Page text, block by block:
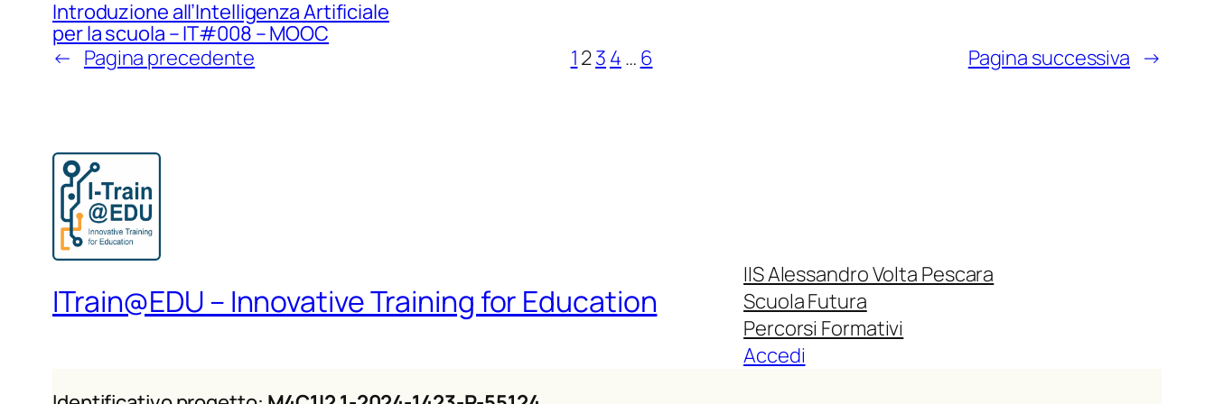
Introduzione all’Intelligenza Artificiale
per la scuola – IT#008 – MOOC
← Pagina precedente 1 23 4 … 6 Pagina successiva →
ITrain@EDU – Innovative Training for Education
IIS Alessandro Volta Pescara
Scuola Futura
Percorsi Formativi
Accedi